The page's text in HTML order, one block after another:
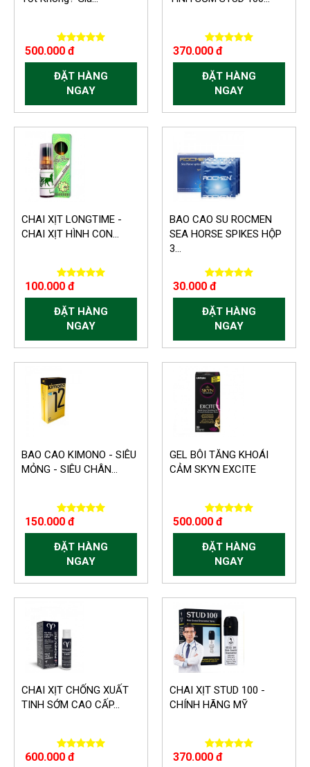
500.000 đ
ĐẶT HÀNG
NGAY
370.000 đ
ĐẶT HÀNG
NGAY
CHAI XỊT LONGTIME -
CHAI XỊT HÌNH CON...
100.000 đ
ĐẶT HÀNG
NGAY
BAO CAO SU ROCMEN
SEA HORSE SPIKES HỘP
3...
30.000 đ
ĐẶT HÀNG
NGAY
BAO CAO KIMONO - SIÊU
MỎNG - SIÊU CHÂN...
150.000 đ
ĐẶT HÀNG
NGAY
GEL BÔI TĂNG KHOÁI
CẢM SKYN EXCITE
500.000 đ
ĐẶT HÀNG
NGAY
CHAI XỊT CHỐNG XUẤT
TINH SỚM CAO CẤP...
600.000 đ
CHAI XỊT STUD 100 -
CHÍNH HÃNG MỸ
370.000 đ